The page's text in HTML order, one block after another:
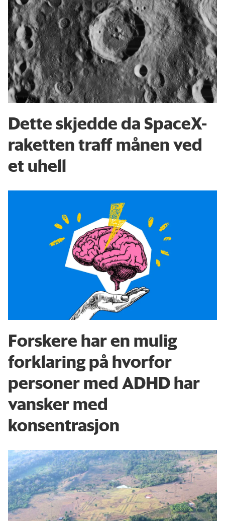
Dette skjedde da SpaceX-
raketten traff månen ved
et uhell
Forskere har en mulig
forklaring på hvorfor
personer med ADHD har
vansker med
konsentrasjon